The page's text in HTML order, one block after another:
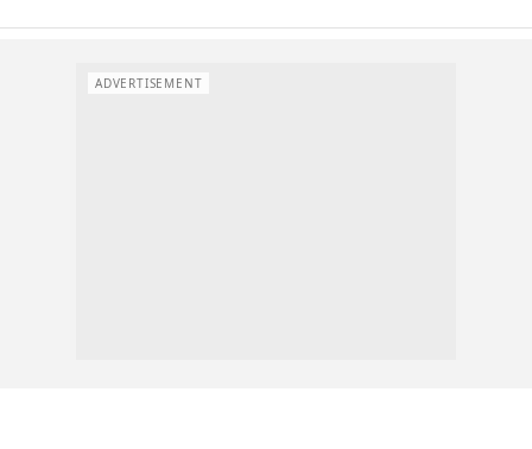
ADVERTISEMENT